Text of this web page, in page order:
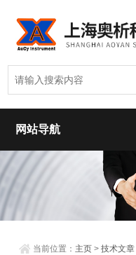
网站导航
当前位置： 主页 >技术文章